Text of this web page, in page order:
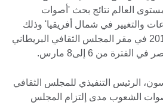
العالم نتائج بحث 'أصوات
والتغيير في شمال أفريقيا' وذلك
يوم الخميس 7 مارس 2013 في مقر المجلس الثقافي البريطاني
من 6 إلى8 مارس.
الرئيس التنفيذي للمجلس الثقافي
الشعوب مدى إلتزام المجلس